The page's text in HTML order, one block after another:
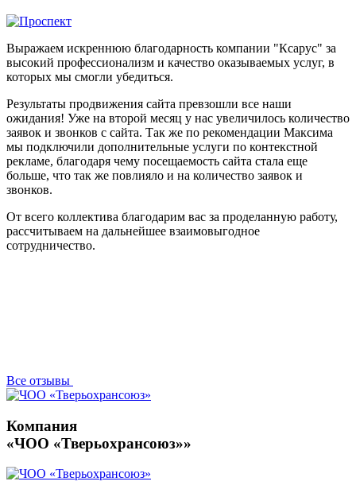
Выражаем искреннюю благодарность компании "Ксарус" за
высокий профессионализм и качество оказываемых услуг, в
которых мы смогли убедиться.
Результаты продвижения сайта превзошли все наши
ожидания! Уже на второй месяц у нас увеличилось количество
заявок и звонков с сайта. Так же по рекомендации Максима
мы подключили дополнительные услуги по контекстной
рекламе, благодаря чему посещаемость сайта стала еще
больше, что так же повлияло и на количество заявок и
звонков.
От всего коллектива благодарим вас за проделанную работу,
рассчитываем на дальнейшее взаимовыгодное
сотрудничество.
Все отзывы
Компания
«ЧОО «Тверьохрансоюз»»